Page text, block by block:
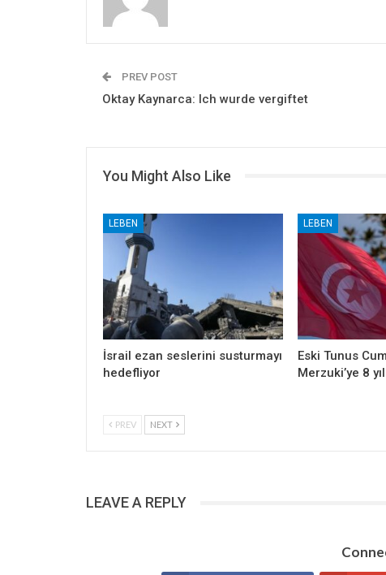
PREV POST
Oktay Kaynarca: Ich wurde vergiftet
You Might Also Like
LEBEN
İsrail ezan seslerini susturmayı
hedefliyor
LEBEN
Eski Tunus
Merzuki’ye 8
PREV NEXT
LEAVE A REPLY